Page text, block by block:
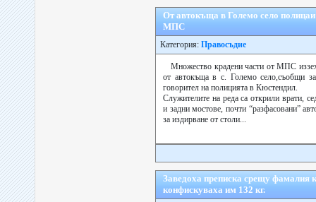
От автокъща в Големо село полицаи
МПС
Категория: Правосъдие
Множество крадени части от МПС
от автокъща в с. Големо село,съобщи
говорител на полицията в Кюстендил.
Служителите на реда са открили врати,
и задни мостове, почти “разфасовани”
за издирване от столи...
Заведoха преписка срещу фамалия
конфискуваха им 132 кг.